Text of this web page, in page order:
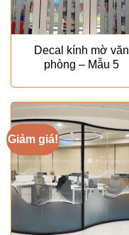
Decal kính mờ văn
phòng – Mẫu 5
Giảm giá!